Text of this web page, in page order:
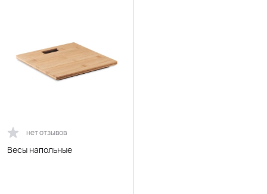
нет отзывов
Весы напольные